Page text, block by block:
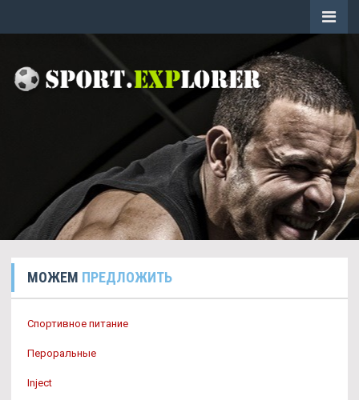
МОЖЕМ ПРЕДЛОЖИТЬ
Спортивное питание
Пероральные
Inject